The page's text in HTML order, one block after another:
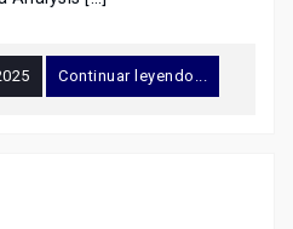
Continuar leyendo...